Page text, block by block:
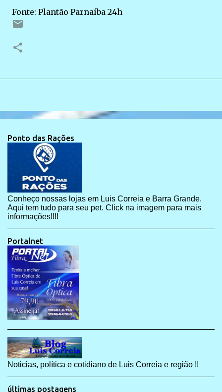
Fonte: Plantão Parnaíba 24h
Ponto das Rações
Conheço nossas lojas em Luis Correia e Barra Grande.
Aqui tem tudo para seu pet. Click na imagem para mais
informações!!!!
Portalnet
Noticias, política e cotidiano de Luis Correia e região !!
últimas postagens